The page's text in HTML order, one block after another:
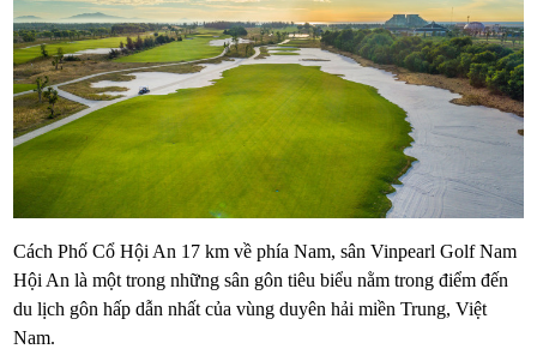
Cách Phố Cổ Hội An 17 km về phía Nam, sân Vinpearl Golf Nam
Hội An là một trong những sân gôn tiêu biểu nằm trong điểm đến
du lịch gôn hấp dẫn nhất của vùng duyên hải miền Trung, Việt
Nam.